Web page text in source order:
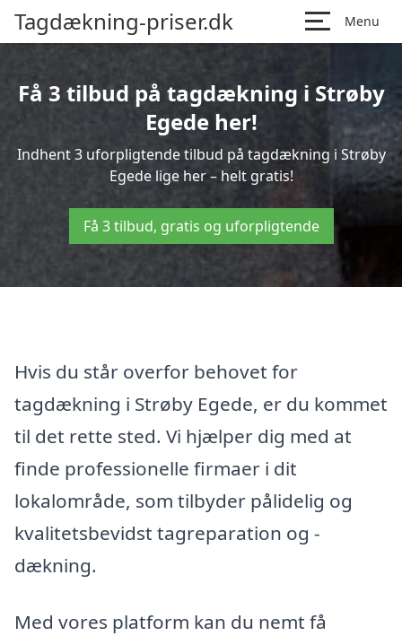
Tagdækning-priser.dk Menu
Få 3 tilbud på tagdækning i Strøby
Egede her!
Indhent 3 uforpligtende tilbud på tagdækning i Strøby
Egede lige her – helt gratis!
Få 3 tilbud, gratis og uforpligtende
Hvis du står overfor behovet for
tagdækning i Strøby Egede, er du kommet
til det rette sted. Vi hjælper dig med at
finde professionelle firmaer i dit
lokalområde, som tilbyder pålidelig og
kvalitetsbevidst tagreparation og -
dækning.
Med vores platform kan du nemt få